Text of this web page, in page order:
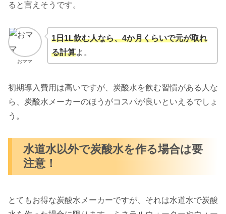
ると言えそうです。
おママ
1日1L飲む人なら、4か月くらいで元が取れ
る計算よ。
初期導入費用は高いですが、炭酸水を飲む習慣がある人な
ら、炭酸水メーカーのほうがコスパが良いといえるでしょ
う。
水道水以外で炭酸水を作る場合は要
注意！
とてもお得な炭酸水メーカーですが、それは水道水で炭酸